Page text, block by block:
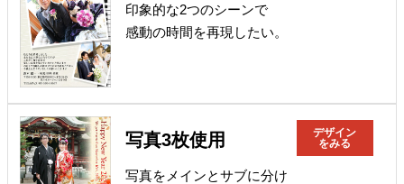
印象的な2つのシーンで
感動の時間を再現したい。
写真3枚使用
デザイン
をみる
写真をメインとサブに分け